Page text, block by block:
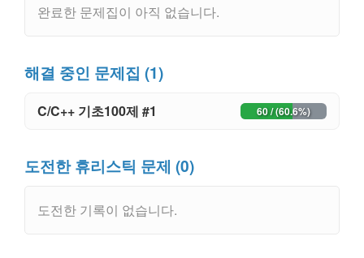
완료한 문제집이 아직 없습니다.
해결 중인 문제집 (1)
C/C++ 기초100제 #1 60 / (60.6%)
도전한 휴리스틱 문제 (0)
도전한 기록이 없습니다.